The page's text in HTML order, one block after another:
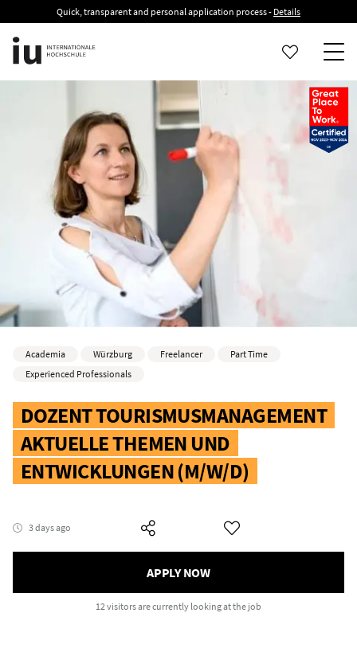
Quick, transparent and personal application process - Details
DOZENT TOURISMUSMANAGEMENT
AKTUELLE THEMEN UND
ENTWICKLUNGEN (M/W/D)
Academia Würzburg Freelancer
Part Time
Experienced Professionals
3 days ago
APPLY NOW
12 visitorsare currently looking at the job